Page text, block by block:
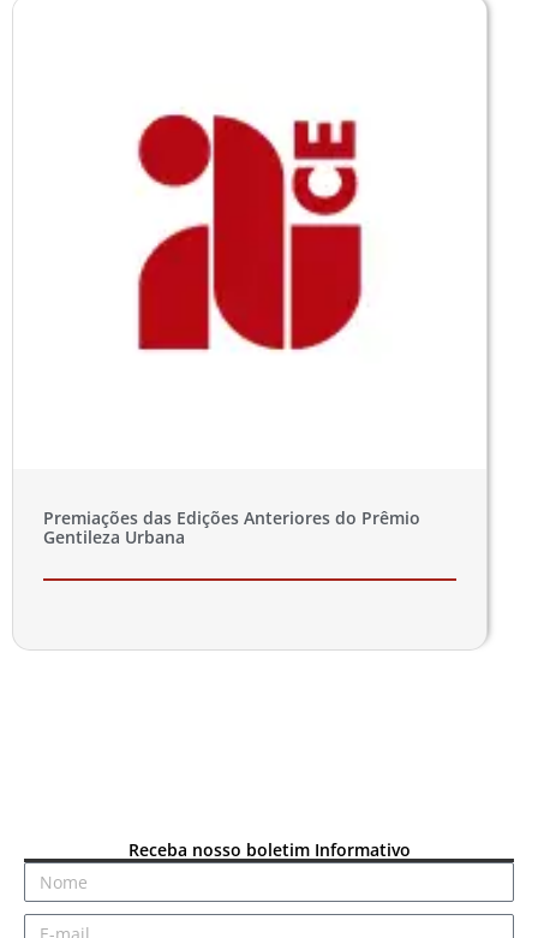
Premiações das Edições Anteriores do Prêmio
Gentileza Urbana
Receba nosso boletim Informativo